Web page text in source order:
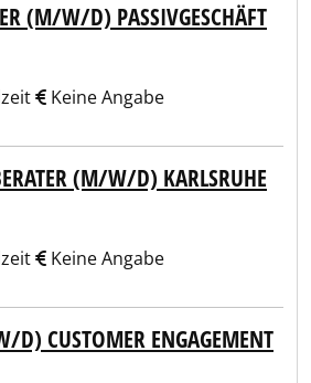
(M/W/D) PASSIVGESCHÄFT
Keine Angabe
(M/W/D) KARLSRUHE
Keine Angabe
D) CUSTOMER ENGAGEMENT